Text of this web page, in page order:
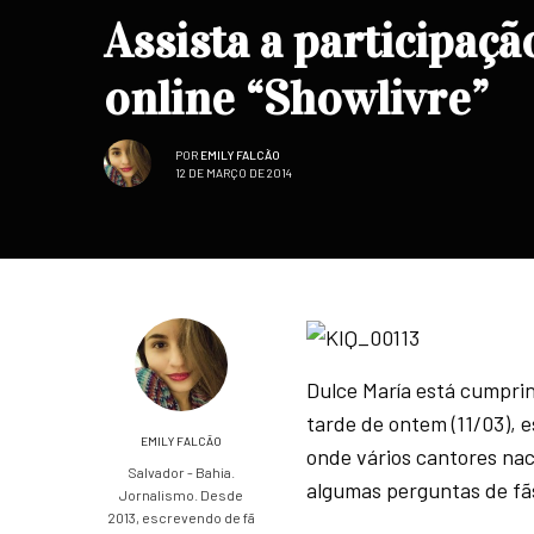
Assista a
online “Showlivre”
POR EMILY FALCÃO
12 DE MARÇO DE 2014
EMILY FALCÃO
Salvador - Bahia.
Jornalismo. Desde
2013, escrevendo de fã
Dulce María está
tarde de ontem (11/03),
onde vários cantores
algumas perguntas de